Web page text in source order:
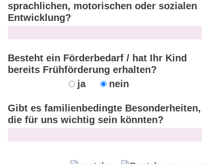
sprachlichen, motorischen oder sozialen
Entwicklung?
Besteht ein Förderbedarf / hat Ihr Kind
bereits Frühförderung erhalten?
ja
nein
Gibt es familienbedingte Besonderheiten,
die für uns wichtig sein könnten?